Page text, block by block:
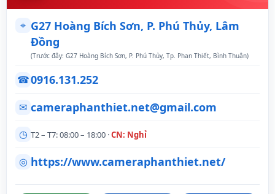
⌖ G27 Hoàng Bích Sơn, P. Phú Thủy, Lâm
Đồng
(Trước đây: G27 Hoàng Bích Sơn, P. Phú Thủy, Tp. Phan Thiết, Bình Thuận)
☎0916.131.252
✉ cameraphanthiet.net@gmail.com
◷ T2 – T7: 08:00 – 18:00 ·CN: Nghỉ
◎ https://www.cameraphanthiet.net/